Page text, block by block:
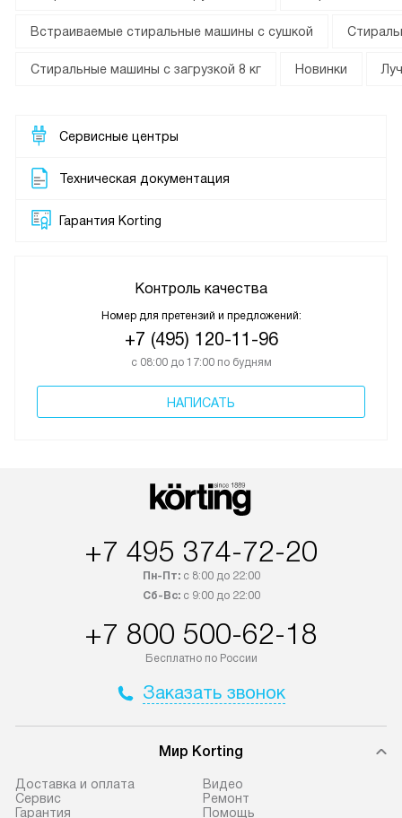
Встраиваемые стиральные машины с сушкой
Стиральные машины с загрузкой 8 кг Новинки
Сервисные центры
Техническая документация
Гарантия Korting
Контроль качества
Номер для претензий и предложений:
+7 (495) 120-11-96
с 08:00 до 17:00 по будням
НАПИСАТЬ
+7 495 374-72-20
Пн-Пт:с 8:00 до 22:00
Сб-Вс:с 9:00 до 22:00
+7 800 500-62-18
Бесплатно по России
Заказать звонок
Мир Korting
Доставка и оплата
Сервис
Гарантия
Видео
Ремонт
Помощь